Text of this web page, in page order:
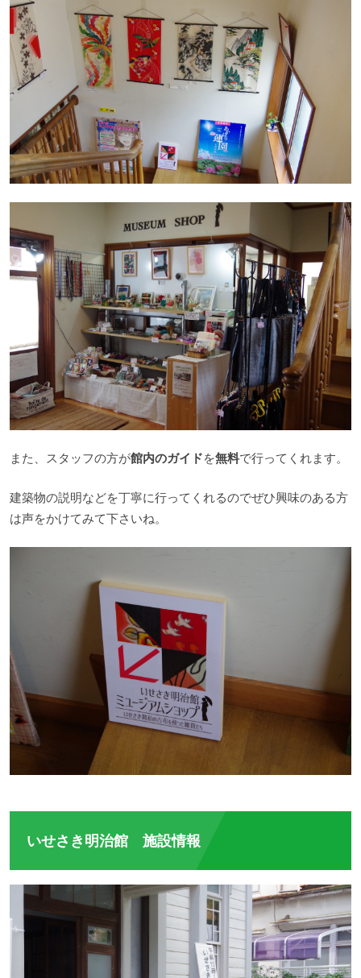
また、スタッフの方が館内のガイドを無料で行ってくれます。
建築物の説明などを丁寧に行ってくれるのでぜひ興味のある方
は声をかけてみて下さいね。
いせさき明治館 施設情報